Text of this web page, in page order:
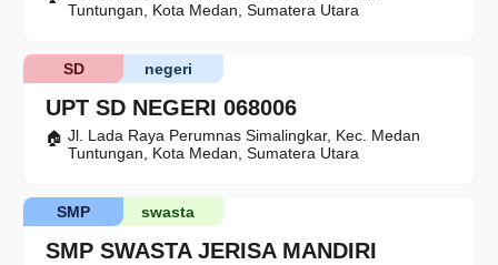
Tuntungan, Kota Medan, Sumatera Utara
UPT SD NEGERI 068006
negeri
SD
Jl. Lada Raya Perumnas Simalingkar, Kec. Medan
Tuntungan, Kota Medan, Sumatera Utara
SMP SWASTA JERISA MANDIRI
swasta
SMP